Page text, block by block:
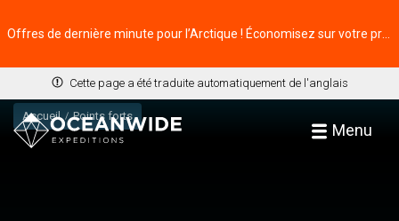
Cette page a été traduite automatiquement de l'anglais
Menu
Accueil Points forts